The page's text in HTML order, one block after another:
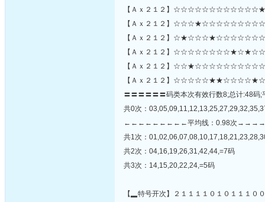
【Ａｘ２１２】
【Ａｘ２１２】
【Ａｘ２１２】
【Ａｘ２１２】
【Ａｘ２１２】
【Ａｘ２１２】
〓〓〓〓〓〓码类本次有效行数8;总计:48码
共0次：
←←←←←←←←←平均线：0.98次
共1次：
共2次：04,16,19,26,31,42,44,=7码
共3次：14,15,20,22,24,=5码
【▂特号开次】２１１１１０１０１１１０